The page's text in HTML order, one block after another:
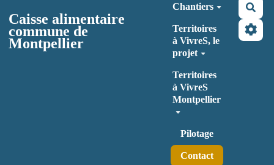
Caisse alimentaire
commune de
Montpellier
Chantiers
Territoires
à VivreS, le
projet
Territoires
à VivreS
Montpellier
Pilotage
Contact